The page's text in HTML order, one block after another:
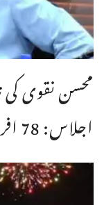
محسن نقوی
اجلاس: 78 افراد کو سول ایوارڈز دینے ...